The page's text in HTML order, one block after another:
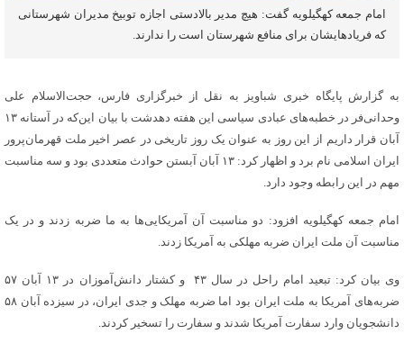
امام جمعه کهگیلویه گفت: هیچ مدیر بالادستی اجازه توبیخ مدیران شهرستانی
که فریادهایشان برای منافع شهرستان است را ندارند.
به گزارش پایگاه خبری شباویز به نقل از خبرگزاری فارس، حجت‌الاسلام علی
وحدانی‌فر در خطبه‌های عبادی سیاسی این هفته دهدشت با بیان این‌که در آستانه ۱۳
آبان قرار داریم از این روز به عنوان یک روز تاریخی در عصر اخیر ملت قهرمان‌پرور
ایران اسلامی نام برد و اظهار کرد: ۱۳ آبان آبستن حوادث متعددی بود و سه مناسبت
مهم در این رابطه وجود دارد.
امام جمعه کهگیلویه افزود: دو مناسبت آن آمریکایی‌ها به ما ضربه زدند و در یک
مناسبت آن ملت ایران ضربه مهلکی به آمریکا زدند.
وی بیان کرد: تبعید امام راحل در سال ۴۳ و کشتار دانش‌آموزان در ۱۳ آبان ۵۷
ضربه‌های آمریکا به ملت ایران بود اما ضربه مهلک و جدی ایران، در سیزده آبان ۵۸
دانشجویان وارد سفارت آمریکا شدند و سفارت را تسخیر کردند.